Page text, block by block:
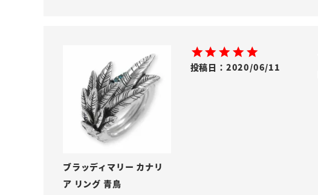
ブラッディマリー カナリ
ア リング 青鳥
投稿日 2020/06/11